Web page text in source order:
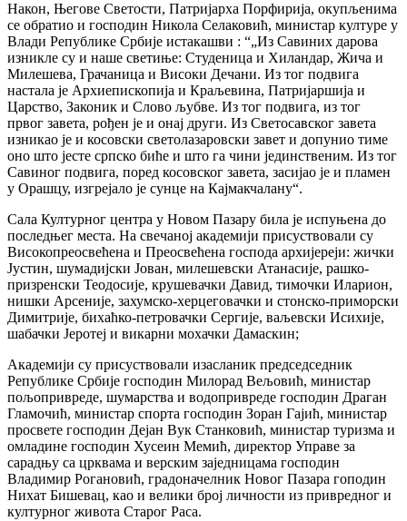
Након, Његове Светости, Патријарха Порфирија, окупљенима
се обратио и господин Никола Селаковић, министар културе у
Влади Републике Србије истакашви : “„Из Савиних дарова
изникле су и наше светиње: Студеница и Хиландар, Жича и
Милешева, Грачаница и Високи Дечани. Из тог подвига
настала је Архиепископија и Краљевина, Патријаршија и
Царство, Законик и Слово љубве. Из тог подвига, из тог
првог завета, рођен је и онај други. Из Светосавског завета
изникао је и косовски светолазаровски завет и допунио тиме
оно што јесте српско биће и што га чини јединственим. Из тог
Савиног подвига, поред косовског завета, засијао је и пламен
у Орашцу, изгрејало је сунце на Кајмакчалану“.
Сала Културног центра у Новом Пазару била је испуњена до
последњег места. На свечаној академији присуствовали су
Високопреосвећена и Преосвећена господа архијереји: жички
Јустин, шумадијски Јован, милешевски Атанасије, рашко-
призренски Теодосије, крушевачки Давид, тимочки Иларион,
нишки Арсеније, захумско-херцеговачки и стонско-приморски
Димитрије, бихаћко-петровачки Сергије, ваљевски Исихије,
шабачки Јеротеј и викарни мохачки Дамаскин;
Академији су присуствовали изасланик председседник
Републике Србије господин Милорад Вељовић, министар
пољопривреде, шумарства и водопривреде господин Драган
Гламочић, министар спорта господин Зоран Гајић, министар
просвете господин Дејан Вук Станковић, министар туризма и
омладине господин Хусеин Мемић, директор Управе за
сарадњу са црквама и верским заједницама господин
Владимир Рогановић, градоначелник Новог Пазара гоподин
Нихат Бишевац, као и велики број личности из привредног и
културног живота Старог Раса.